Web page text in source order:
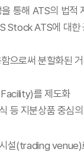
통해 ATS의 법적
Stock ATS에 대한
으로써 분할화된
를 제도화
등 지분상품 중심
설(trading venue)